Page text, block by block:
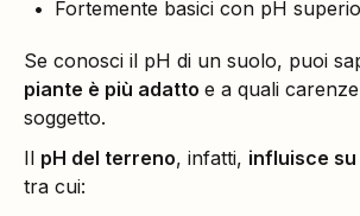
Fortemente basici con pH
Se conosci il pH di un suolo, puoi
piante è più adatto e a quali
soggetto.
Il pH del terreno, infatti, influisce
tra cui: